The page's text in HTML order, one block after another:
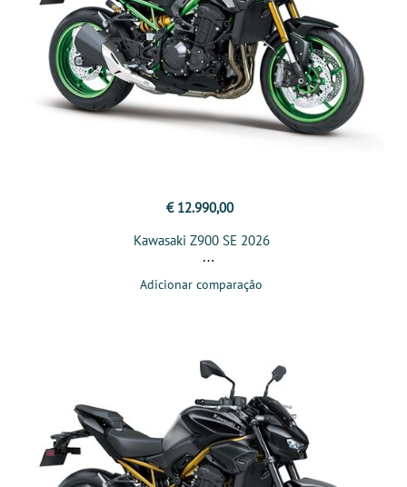
€ 12.990,00
Kawasaki Z900 SE 2026
Adicionar comparação